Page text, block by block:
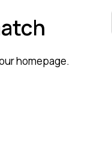
homepage.